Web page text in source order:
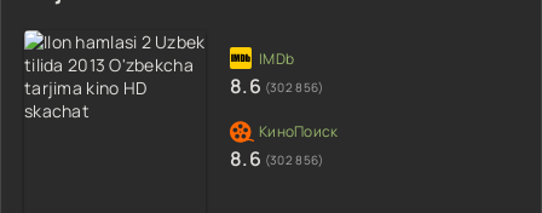
8.6 (302 856)
8.6 (302 856)